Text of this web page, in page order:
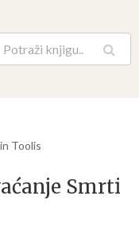
Pretraga
Toolis
Smrti